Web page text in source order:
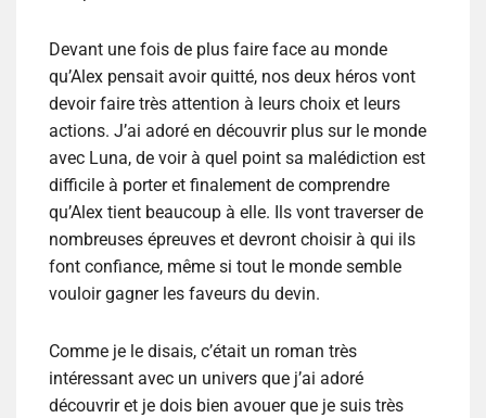
Devant une fois de plus faire face au monde
qu’Alex pensait avoir quitté, nos deux héros vont
devoir faire très attention à leurs choix et leurs
actions. J’ai adoré en découvrir plus sur le monde
avec Luna, de voir à quel point sa malédiction est
difficile à porter et finalement de comprendre
qu’Alex tient beaucoup à elle. Ils vont traverser de
nombreuses épreuves et devront choisir à qui ils
font confiance, même si tout le monde semble
vouloir gagner les faveurs du devin.
Comme je le disais, c’était un roman très
intéressant avec un univers que j’ai adoré
découvrir et je dois bien avouer que je suis très